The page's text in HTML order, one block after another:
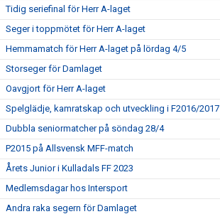
Tidig seriefinal för Herr A-laget
Seger i toppmötet för Herr A-laget
Hemmamatch för Herr A-laget på lördag 4/5
Storseger för Damlaget
Oavgjort för Herr A-laget
Spelglädje, kamratskap och utveckling i F2016/2017
Dubbla seniormatcher på söndag 28/4
P2015 på Allsvensk MFF-match
Årets Junior i Kulladals FF 2023
Medlemsdagar hos Intersport
Andra raka segern för Damlaget